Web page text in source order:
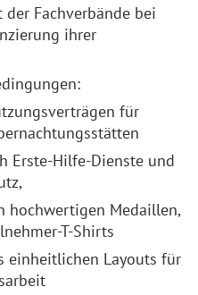
Fachverbände bei
ihrer
für
Erste-Hilfe-Dienste und
hochwertigen Medaillen,
T-Shirts
einheitlichen Layouts für